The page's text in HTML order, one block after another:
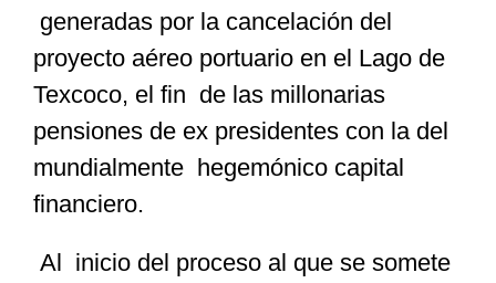
generadas por la cancelación del
proyecto aéreo portuario en el Lago de
Texcoco, el fin de las millonarias
pensiones de ex presidentes con la del
mundialmente hegemónico capital
financiero.
Al inicio del proceso al que se somete